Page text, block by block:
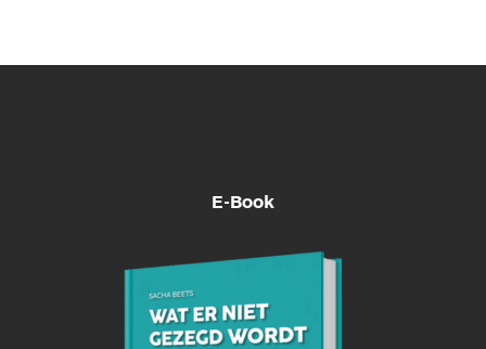
E-Book